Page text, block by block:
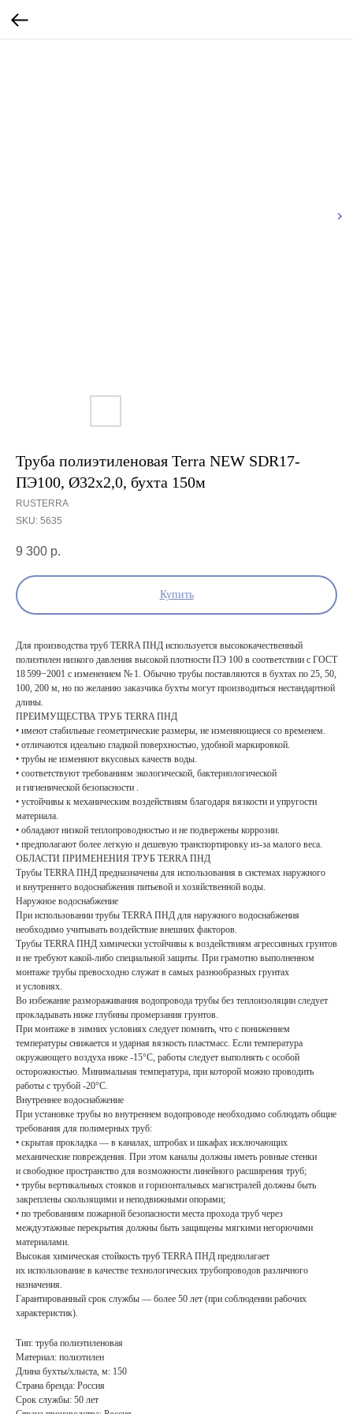
Труба полиэтиленовая Terra NEW SDR17-
ПЭ100, Ø32х2,0, бухта 150м
RUSTERRA
SKU: 5635
9 300 р.
Купить
Для производства труб TERRA ПНД используется высококачественный
полиэтилен низкого давления высокой плотности ПЭ 100 в соответствии с ГОСТ
18 599−2001 с изменением № 1. Обычно трубы поставляются в бухтах по 25, 50,
100, 200 м, но по желанию заказчика бухты могут производиться нестандартной
длины.
ПРЕИМУЩЕСТВА ТРУБ TERRA ПНД
• имеют стабильные геометрические размеры, не изменяющиеся со временем.
• отличаются идеально гладкой поверхностью, удобной маркировкой.
• трубы не изменяют вкусовых качеств воды.
• соответствуют требованиям экологической, бактериологической
и гигиенической безопасности .
• устойчивы к механическим воздействиям благодаря вязкости и упругости
материала.
• обладают низкой теплопроводностью и не подвержены коррозии.
• предполагают более легкую и дешевую транспортировку из-за малого веса.
ОБЛАСТИ ПРИМЕНЕНИЯ ТРУБ TERRA ПНД
Трубы TERRA ПНД предназначены для использования в системах наружного
и внутреннего водоснабжения питьевой и хозяйственной воды.
Наружное водоснабжение
При использовании трубы TERRA ПНД для наружного водоснабжения
необходимо учитывать воздействие внешних факторов.
Трубы TERRA ПНД химически устойчивы к воздействиям агрессивных грунтов
и не требуют какой-либо специальной защиты. При грамотно выполненном
монтаже трубы превосходно служат в самых разнообразных грунтах
и условиях.
Во избежание размораживания водопровода трубы без теплоизоляции следует
прокладывать ниже глубины промерзания грунтов.
При монтаже в зимних условиях следует помнить, что с понижением
температуры снижается и ударная вязкость пластмасс. Если температура
окружающего воздуха ниже -15°С, работы следует выполнять с особой
осторожностью. Минимальная температура, при которой можно проводить
работы с трубой -20°С.
Внутреннее водоснабжение
При установке трубы во внутреннем водопроводе необходимо соблюдать общие
требования для полимерных труб:
• скрытая прокладка — в каналах, штробах и шкафах исключающих
механические повреждения. При этом каналы должны иметь ровные стенки
и свободное пространство для возможности линейного расширения труб;
• трубы вертикальных стояков и горизонтальных магистралей должны быть
закреплены скользящими и неподвижными опорами;
• по требованиям пожарной безопасности места прохода труб через
междуэтажные перекрытия должны быть защищены мягкими негорючими
материалами.
Высокая химическая стойкость труб TERRA ПНД предполагает
их использование в качестве технологических трубопроводов различного
назначения.
Гарантированный срок службы — более 50 лет (при соблюдении рабочих
характеристик).
Тип: труба полиэтиленовая
Материал: полиэтилен
Длина бухты/хлыста, м: 150
Страна бренда: Россия
Срок службы: 50 лет